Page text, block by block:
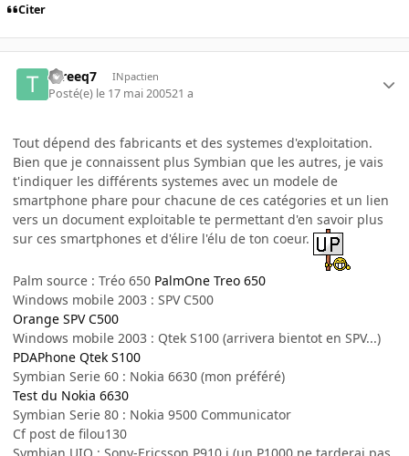
Citer
tareeq7 INpactien
Posté(e) le 17 mai 200521 a
Tout dépend des fabricants et des systemes d'exploitation.
Bien que je connaissent plus Symbian que les autres, je vais
t'indiquer les différents systemes avec un modele de
smartphone phare pour chacune de ces catégories et un lien
vers un document exploitable te permettant d'en savoir plus
sur ces smartphones et d'élire l'élu de ton coeur.
Palm source : Tréo 650 PalmOne Treo 650
Windows mobile 2003 : SPV C500
Orange SPV C500
Windows mobile 2003 : Qtek S100 (arrivera bientot en SPV...)
PDAPhone Qtek S100
Symbian Serie 60 : Nokia 6630 (mon préféré)
Test du Nokia 6630
Symbian Serie 80 : Nokia 9500 Communicator
Cf post de filou130
Symbian UIQ : Sony-Ericsson P910 i (un P1000 ne tarderai pas